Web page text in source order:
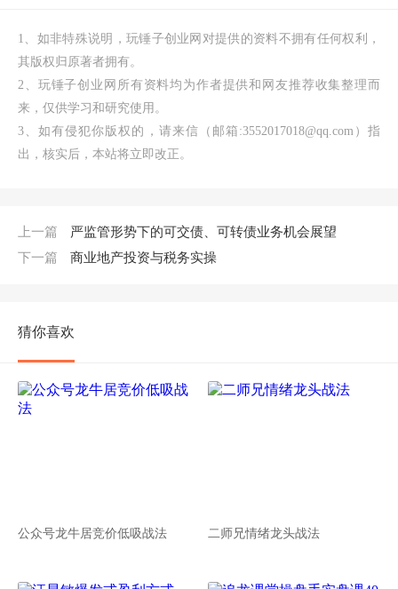
1、如非特殊说明，玩锤子创业网对提供的资料不拥有任何权利，
其版权归原著者拥有。
2、玩锤子创业网所有资料均为作者提供和网友推荐收集整理而
来，仅供学习和研究使用。
3、如有侵犯你版权的，请来信（邮箱:3552017018@qq.com）指
出，核实后，本站将立即改正。
上一篇
严监管形势下的可交债、可转债业务机会展望
下一篇
商业地产投资与税务实操
猜你喜欢
公众号龙牛居竞价低吸战法 二师兄情绪龙头战法